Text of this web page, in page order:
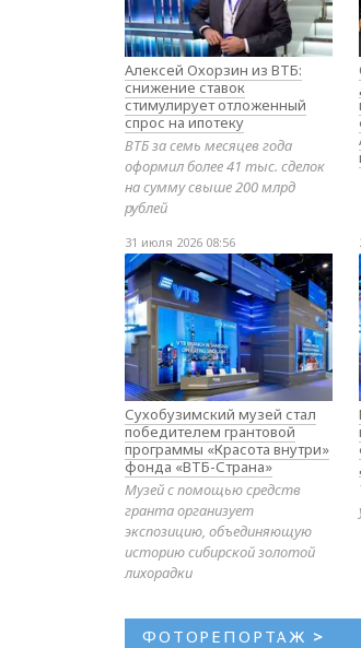
Алексей Охорзин из ВТБ:
снижение ставок
стимулирует отложенный
спрос на ипотеку
ВТБ за семь месяцев года
оформил более 41 тыс. сделок
на сумму свыше 200 млрд
рублей
31 июля 2026 08:56
Сухобузимский музей стал
победителем грантовой
программы «Красота внутри»
фонда «ВТБ-Страна»
Музей с помощью средств
гранта организует
экспозицию, объединяющую
историю сибирской золотой
лихорадки
ФОТОРЕПОРТАЖ >